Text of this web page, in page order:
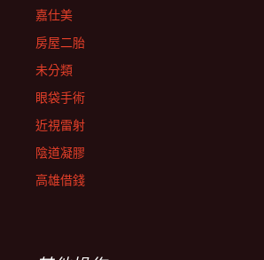
嘉仕美
房屋二胎
未分類
眼袋手術
近視雷射
陰道凝膠
高雄借錢